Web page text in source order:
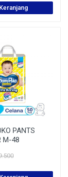
PANTS
M-48